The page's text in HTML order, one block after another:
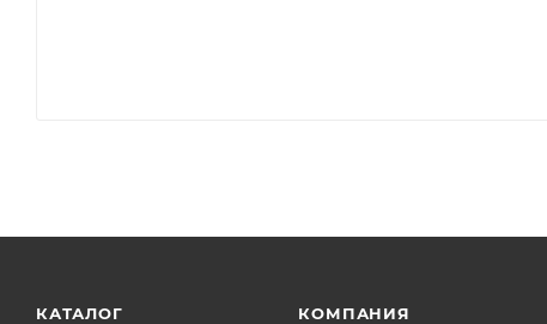
КАТАЛОГ КОМПАНИЯ